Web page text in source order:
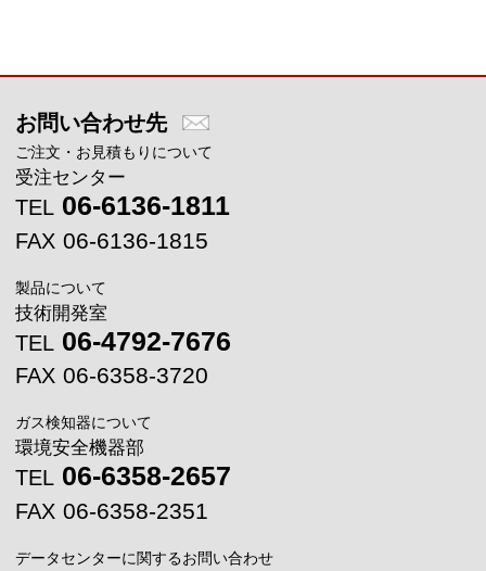
お問い合わせ先
ご注文・お見積もりについて
受注センター
TEL 06-6136-1811
FAX 06-6136-1815
製品について
技術開発室
TEL 06-4792-7676
FAX 06-6358-3720
ガス検知器について
環境安全機器部
TEL 06-6358-2657
FAX 06-6358-2351
データセンターに関するお問い合わせ